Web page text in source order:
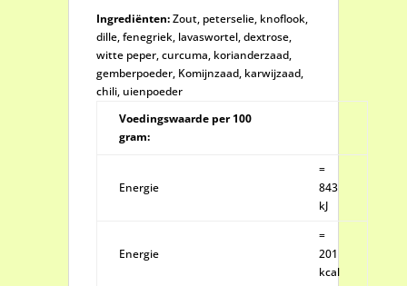
Ingrediënten:Zout, peterselie, knoflook,
dille, fenegriek, lavaswortel, dextrose,
witte peper, curcuma, korianderzaad,
gemberpoeder, Komijnzaad, karwijzaad,
chili, uienpoeder
Voedingswaarde per 100
gram:
Energie
=
843
kJ
Energie
=
201
kcal